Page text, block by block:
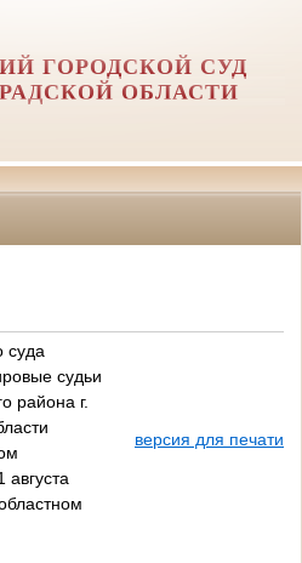
ГОРОДСКОЙ СУД
ОБЛАСТИ
суда
судьи
района г.
версия для печати